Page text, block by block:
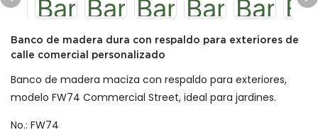
Banco de madera dura con respaldo para exteriores de
calle comercial personalizado
Banco de madera maciza con respaldo para exteriores,
modelo FW74 Commercial Street, ideal para jardines.
No.: FW74